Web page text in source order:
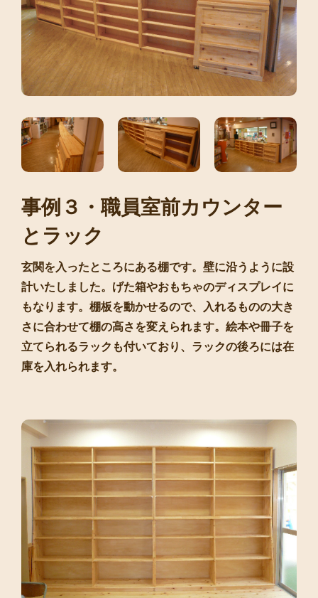
事例３・職員室前カウンター
とラック
玄関を入ったところにある棚です。壁に沿うように設
計いたしました。げた箱やおもちゃのディスプレイに
もなります。棚板を動かせるので、入れるものの大き
さに合わせて棚の高さを変えられます。絵本や冊子を
立てられるラックも付いており、ラックの後ろには在
庫を入れられます。